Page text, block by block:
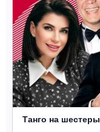
Танго на